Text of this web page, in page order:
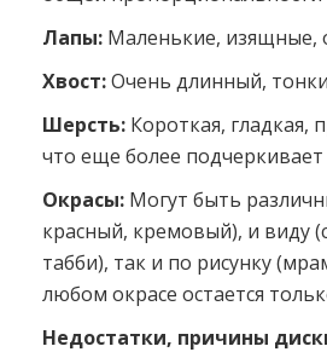
Лапы: Маленькие, изящные,
Хвост:Очень длинный,
Шерсть: Короткая, гладкая,
что еще более
Окрасы: Могут быть
красный, кремовый), и виду
табби), так и по рисунку
любом окрасе остается
Недостатки, причины